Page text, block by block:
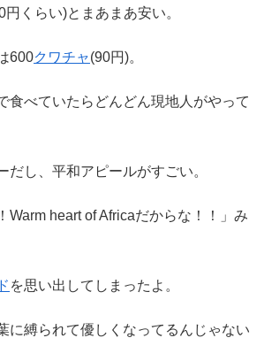
円くらい)とまあまあ安い。
600クワチャ(90円)。
食べていたらどんどん現地人がやって
だし、平和アピールがすごい。
Warm heart of Africaだからな！！」み
を思い出してしまったよ。
に縛られて優しくなってるんじゃない